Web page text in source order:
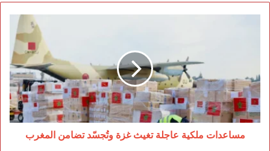
غزة
وتُجسّد
تضامن
المغرب
مساعدات ملكية عاجلة تغيث غزة وتُجسّد تضامن المغرب